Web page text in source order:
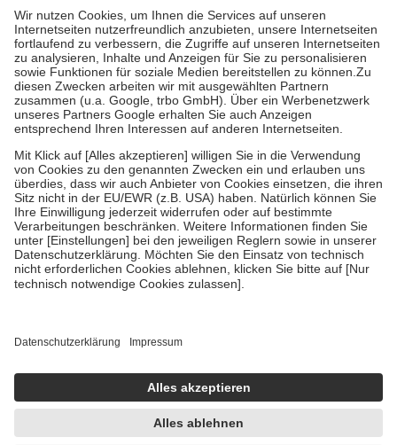
höchstens zehn Euro.
Es sind jedoch nie mehr als die tatsächlichen
Kosten der Leistung zu entrichten.
Diese Regeln gelten grundsätzlich auch für Online-Apotheken.
Bei Heilmitteln und häuslicher Krankenpflege beträgt die
Zuzahlung zehn Prozent der Kosten sowie zehn Euro je
Verordnung.
Um das Engagement der Versicherten für ihre eigene Gesundheit zu
stärken und die besondere Stellung der Familie zu unterstützen,
fallenkeine Zuzahlungenan bei:
• Kindern und Jugendlichen bis zum vollendeten 18. Lebensjahr
mit Ausnahme der Fahrkosten
• Untersuchungen zur Vorsorge und Früherkennung, die von der
GKV getragen werden
• empfohlenen Schutzimpfungen
• Harn- und Blutteststreifen
getroffen, um sicherzustellen, dass es sich um echte Bewertungen
https://help.etrusted.com/hc/de/articles/4419944605341
Einige Bilder und Inhalte wurden unter Zuhilfenahme künstlicher